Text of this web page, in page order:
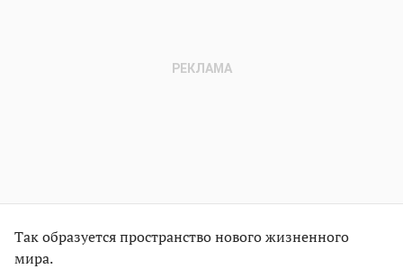
Так образуется пространство нового жизненного
мира.